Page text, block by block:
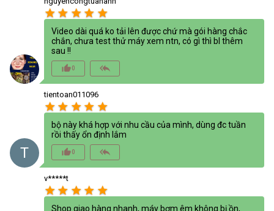
star star star star star
Video dài quá ko tải lên được chứ mà gói hàng chắc
chắn, chưa test thử máy xem ntn, có gì thì bl thêm
sau !!
thumb_up_alt0 reply_all
T
tientoan011096
star star star star star
bộ này khá hợp với nhu cầu của mình, dùng đc tuần
rồi thấy ổn định lắm
thumb_up_alt0 reply_all
v*****t
star star star star star
Shop giao hàng nhanh, máy bơm êm không bị ồn,